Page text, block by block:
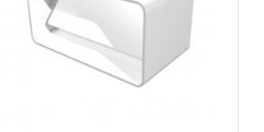
самовывоза